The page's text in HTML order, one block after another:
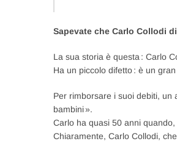
Sapevate che Carlo Collodi
La sua storia è questa : Carlo
Ha un piccolo difetto : è un
Per rimborsare i suoi debiti, un
bambini ».
Carlo ha quasi 50 anni
Chiaramente, Carlo Collodi,